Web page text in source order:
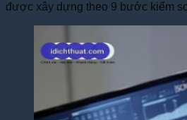
được xây dựng theo 9 bước kiểm